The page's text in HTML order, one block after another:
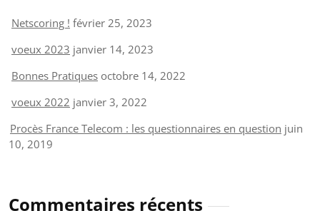
Netscoring ! février 25, 2023
voeux 2023 janvier 14, 2023
Bonnes Pratiques octobre 14, 2022
voeux 2022 janvier 3, 2022
Procès France Telecom : les questionnaires en question juin
10, 2019
Commentaires récents